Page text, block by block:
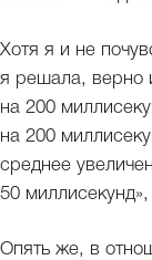
Хотя я и не
я решала, верно
на 200
на 200
среднее
50
Опять же, в